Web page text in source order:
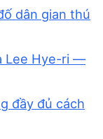
dân gian thú
Lee Hye-ri —
đầy đủ cách